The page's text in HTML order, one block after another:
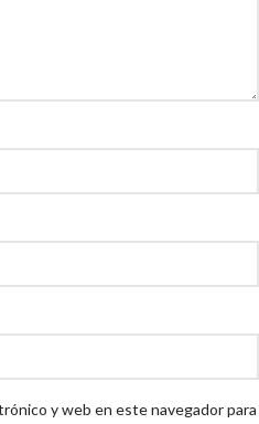
y web en este navegador para